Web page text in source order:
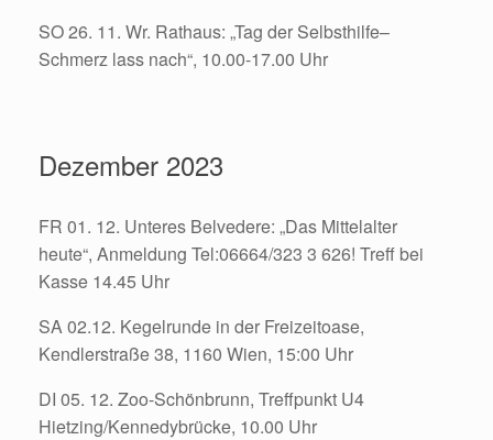
SO 26. 11. Wr. Rathaus: „Tag der Selbsthilfe–
Schmerz lass nach“, 10.00-17.00 Uhr
Dezember 2023
FR 01. 12. Unteres Belvedere: „Das Mittelalter
heute“, Anmeldung Tel:06664/323 3 626! Treff bei
Kasse 14.45 Uhr
SA 02.12. Kegelrunde in der Freizeitoase,
Kendlerstraße 38, 1160 Wien, 15:00 Uhr
DI 05. 12. Zoo-Schönbrunn, Treffpunkt U4
Hietzing/Kennedybrücke, 10.00 Uhr